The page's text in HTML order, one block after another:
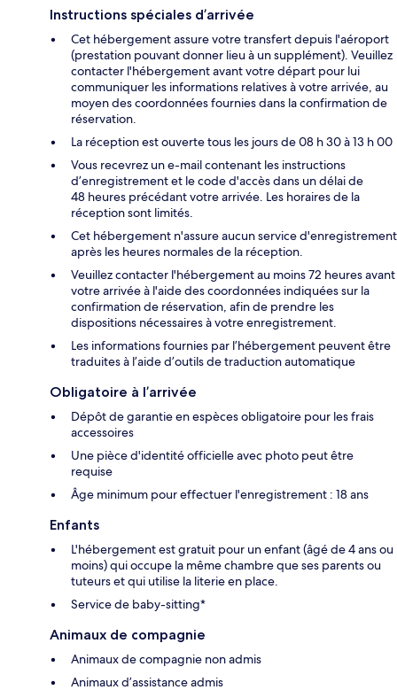
Instructions spéciales d’arrivée
Cet hébergement assure votre transfert depuis l'aéroport
(prestation pouvant donner lieu à un supplément). Veuillez
contacter l'hébergement avant votre départ pour lui
communiquer les informations relatives à votre arrivée, au
moyen des coordonnées fournies dans la confirmation de
réservation.
La réception est ouverte tous les jours de 08 h 30 à 13 h 00
Vous recevrez un e-mail contenant les instructions
d’enregistrement et le code d'accès dans un délai de
48 heures précédant votre arrivée. Les horaires de la
réception sont limités.
Cet hébergement n'assure aucun service d'enregistrement
après les heures normales de la réception.
Veuillez contacter l'hébergement au moins 72 heures avant
votre arrivée à l'aide des coordonnées indiquées sur la
confirmation de réservation, afin de prendre les
dispositions nécessaires à votre enregistrement.
Les informations fournies par l’hébergement peuvent être
traduites à l’aide d’outils de traduction automatique
Obligatoire à l’arrivée
Dépôt de garantie en espèces obligatoire pour les frais
accessoires
Une pièce d'identité officielle avec photo peut être
requise
Âge minimum pour effectuer l'enregistrement : 18 ans
Enfants
L'hébergement est gratuit pour un enfant (âgé de 4 ans ou
moins) qui occupe la même chambre que ses parents ou
tuteurs et qui utilise la literie en place.
Service de baby-sitting*
Animaux de compagnie
Animaux de compagnie non admis
Animaux d’assistance admis